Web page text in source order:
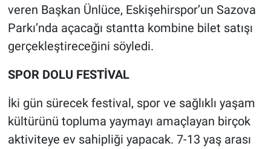
veren Başkan Ünlüce, Eskişehirspor’un Sazova
Parkı’nda açacağı stantta kombine bilet satışı
gerçekleştireceğini söyledi.
SPOR DOLU FESTİVAL
İki gün sürecek festival, spor ve sağlıklı yaşam
kültürünü topluma yaymayı amaçlayan birçok
aktiviteye ev sahipliği yapacak. 7-13 yaş arası